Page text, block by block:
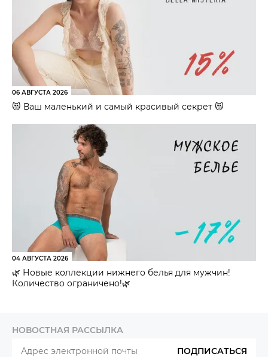
06 АВГУСТА 2026
😻 Ваш маленький и самый красивый секрет 😻
04 АВГУСТА 2026
🌿 Новые коллекции нижнего белья для мужчин!
Количество ограничено!🌿
НОВОСТНАЯ РАССЫЛКА
ПОДПИСАТЬСЯ